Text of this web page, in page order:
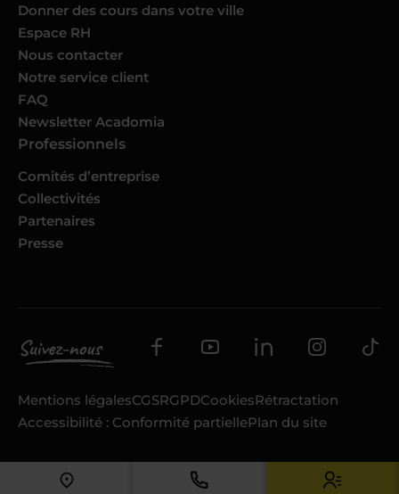
Donner des cours dans votre ville
Espace RH
Nous contacter
Notre service client
FAQ
Newsletter Acadomia
Professionnels
Comités d’entreprise
Collectivités
Partenaires
Presse
Mentions légalesCGSRGPDCookiesRétractation
Accessibilité : Conformité partiellePlan du site